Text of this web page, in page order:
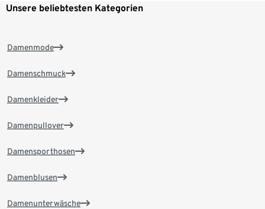
Unsere beliebtesten Kategorien
Damenmode
Damenschmuck
Damenkleider
Damenpullover
Damensporthosen
Damenblusen
Damenunterwäsche